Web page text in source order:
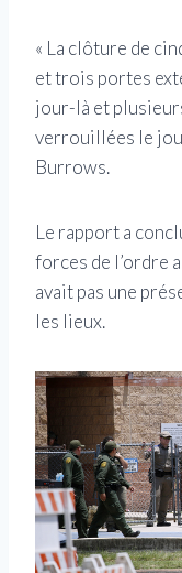
« La clôture de
et trois portes
jour-là et
verrouillées le
Burrows.
Le rapport a
forces de l’ordre
avait pas une
les lieux.